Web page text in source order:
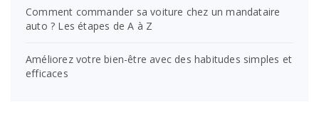
Comment commander sa voiture chez un mandataire
auto ? Les étapes de A à Z
Améliorez votre bien-être avec des habitudes simples et
efficaces